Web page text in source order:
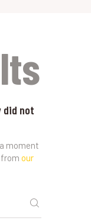
did not
moment
our